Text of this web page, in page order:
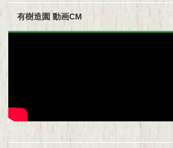
有樹造園 動画CM